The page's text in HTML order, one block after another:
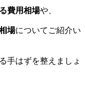
費用相場や、
場についてご紹介い
手はずを整えましょ